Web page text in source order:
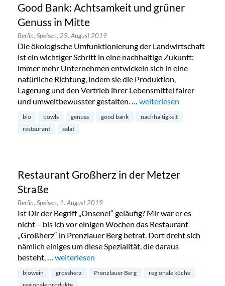
Good Bank: Achtsamkeit und grüner
Genuss in Mitte
Berlin, Speisen, 29. August 2019
Die ökologische Umfunktionierung der Landwirtschaft
ist ein wichtiger Schritt in eine nachhaltige Zukunft:
immer mehr Unternehmen entwickeln sich in eine
natürliche Richtung, indem sie die Produktion,
Lagerung und den Vertrieb ihrer Lebensmittel fairer
und umweltbewusster gestalten. … „Good Bank:
weiterlesen
bio bowls genuss good bank
nachhaltigkeit
restaurant
salat
Restaurant Großherz in der Metzer
Straße
Berlin, Speisen, 1. August 2019
Ist Dir der Begriff „Onsenei“ geläufig? Mir war er es
nicht – bis ich vor einigen Wochen das Restaurant
„Großherz“ in Prenzlauer Berg betrat. Dort dreht sich
nämlich einiges um diese Spezialität, die daraus
besteht, … „Restaurant Großherz in der Metzer Straße“
weiterlesen
biowein grossherz Prenzlauer Berg
regionale küche